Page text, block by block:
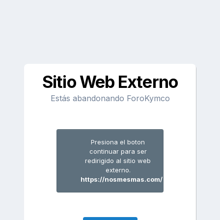
Sitio Web Externo
Estás abandonando ForoKymco
Presiona el boton
continuar para ser
redirigido al sitio web
externo.
https://nosmesmas.com/